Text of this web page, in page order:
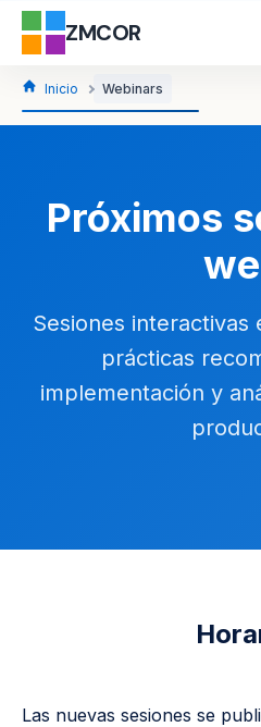
ZMCOR
Inicio Webinars
Próximos
Sesiones interactivas
prácticas
implementación y
Las nuevas sesiones se